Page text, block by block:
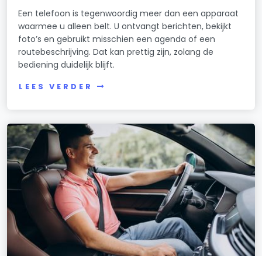
Een telefoon is tegenwoordig meer dan een apparaat
waarmee u alleen belt. U ontvangt berichten, bekijkt
foto’s en gebruikt misschien een agenda of een
routebeschrijving. Dat kan prettig zijn, zolang de
bediening duidelijk blijft.
LEES VERDER